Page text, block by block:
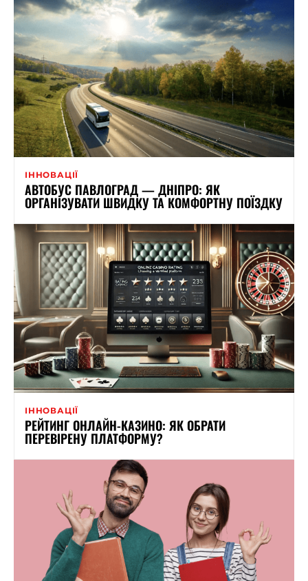
ІННОВАЦІЇ
АВТОБУС ПАВЛОГРАД — ДНІПРО: ЯК
ОРГАНІЗУВАТИ ШВИДКУ ТА КОМФОРТНУ ПОЇЗДКУ
ІННОВАЦІЇ
РЕЙТИНГ ОНЛАЙН-КАЗИНО: ЯК ОБРАТИ
ПЕРЕВІРЕНУ ПЛАТФОРМУ?